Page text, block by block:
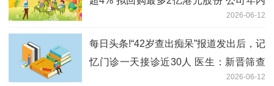
2026-06-12
每日头条!“42岁查出痴呆”报道发出后，记
忆门诊一天接诊近30人 医生：新晋筛查
2026-06-12